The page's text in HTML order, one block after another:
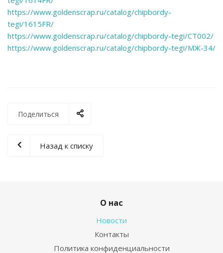
https://www.goldenscrap.ru/catalog/chipbordy-
tegi/1615FR/
https://www.goldenscrap.ru/catalog/chipbordy-tegi/CT002/
https://www.goldenscrap.ru/catalog/chipbordy-tegi/МЖ-34/
Поделиться
Назад к списку
О нас
Новости
Контакты
Политика конфиденциальности